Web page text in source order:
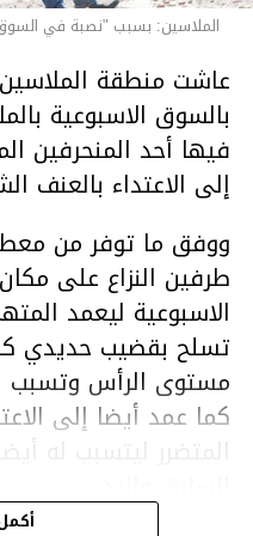
الملاسين: بسبب "نصبة في
عاشت منطقة
بالسوق الاسبوعية
فيها أحد المنحرفين
إلى الاعتداء
ووفق ما توفر من
طرفين النزاع على
الاسبوعية ليعمد
تسلح بقضيب حديدي
مستوى الرأس وتسبب
كما عمد أيضا إلى
المتضرر ليتسبب له
هذا وقد تمكن أعوان